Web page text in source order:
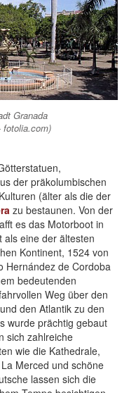
Granada
der präkolumbischen
(älter als die der
zu bestaunen. Von der
es das Motorboot in
als eine der ältesten
Kontinent, 1524 von
Hernández de Cordoba
bedeutenden
Weg über den
den Atlantik zu den
wurde prächtig gebaut
sich zahlreiche
wie die Kathedrale,
Merced und schöne
lassen sich die